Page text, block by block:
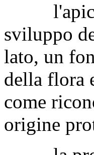
sviluppo
lato, un
della flora
come
origine